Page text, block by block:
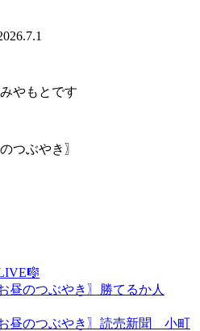
やもとです
つぶやき〗
昼のつぶやき〗勝てるか人
お昼のつぶやき〗読売新聞 小町